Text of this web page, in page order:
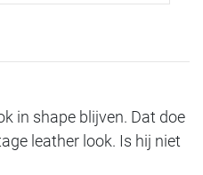
in shape blijven. Dat doe
leather look. Is hij niet